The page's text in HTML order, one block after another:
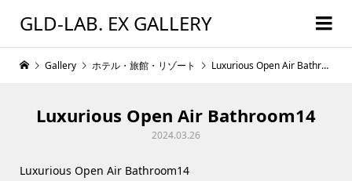
GLD-LAB. EX GALLERY
Gallery ホテル・旅館・リゾート Luxurious Open Air Bathroom14
Luxurious Open Air Bathroom14
2024.03.26
Luxurious Open Air Bathroom14